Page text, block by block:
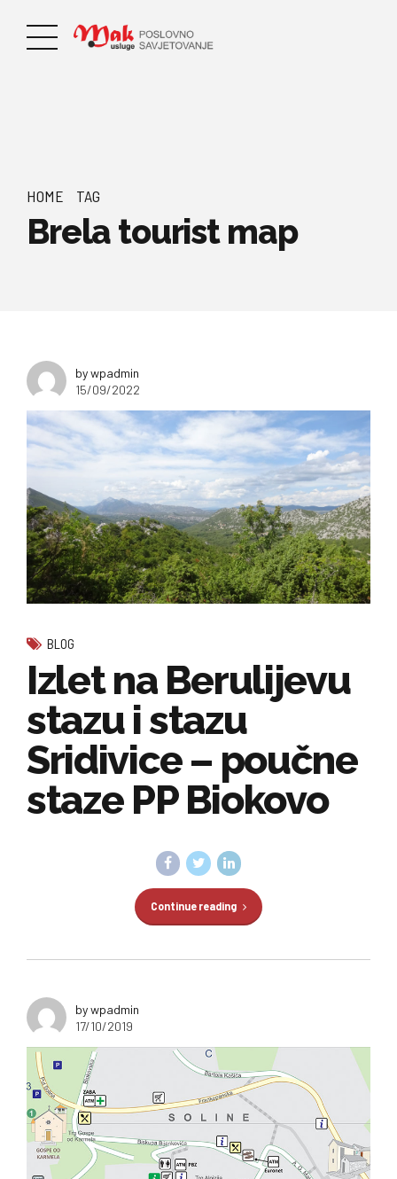
HOME TAG
Brela tourist map
by wpadmin
15/09/2022
BLOG
Izlet na Berulijevu
stazu i stazu
Sridivice – poučne
staze PP Biokovo
Continue reading
by wpadmin
17/10/2019